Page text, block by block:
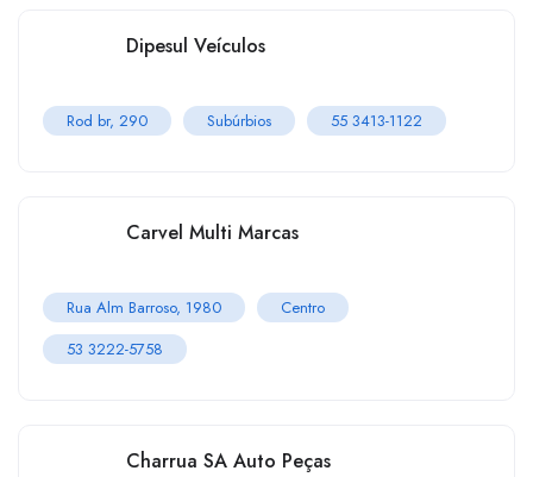
Dipesul Veículos
Rod br, 290 Subúrbios 55 3413-1122
Carvel Multi Marcas
Rua Alm Barroso, 1980
Centro
53 3222-5758
Charrua SA Auto Peças